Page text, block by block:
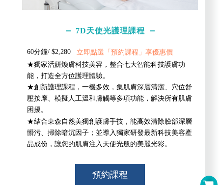
7D天使光護理課程
60分鐘/ $2,280 立即點選「預約課程」享優惠價
★獨家活妍煥膚科技美容，整合七大智能科技護膚功
能，打造全方位護理體驗。
★創新護理課程，一機多效，集肌膚深層清潔、穴位舒
壓按摩、模擬人工溫和膚觸等多項功能，解決所有肌膚
困擾。
★結合東森自然美獨創護膚手技，能高效清除臉部深層
髒污、掃除暗沉因子；並導入獨家研發最新科技美容產
品成份，讓您的肌膚注入天使光般的美麗光彩。
預約課程